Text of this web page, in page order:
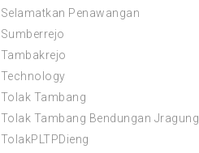
Selamatkan Penawangan
Sumberrejo
Tambakrejo
Technology
Tolak Tambang
Tolak Tambang Bendungan Jragung
TolakPLTPDieng